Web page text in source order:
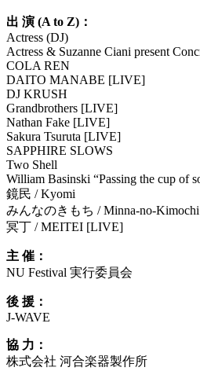
出 演 (A to Z)：
Actress (DJ)
Actress & Suzanne Ciani present
COLA REN
DAITO MANABE [LIVE]
DJ KRUSH
Grandbrothers [LIVE]
Nathan Fake [LIVE]
Sakura Tsuruta [LIVE]
SAPPHIRE SLOWS
Two Shell
William Basinski “Passing the cup of
鏡民 / Kyomi
みんなのきもち / Minna-no-Kimochi
冥丁 / MEITEI [LIVE]
主 催：
NU Festival 実行委員会
後 援：
J-WAVE
協 力：
株式会社 河合楽器製作所